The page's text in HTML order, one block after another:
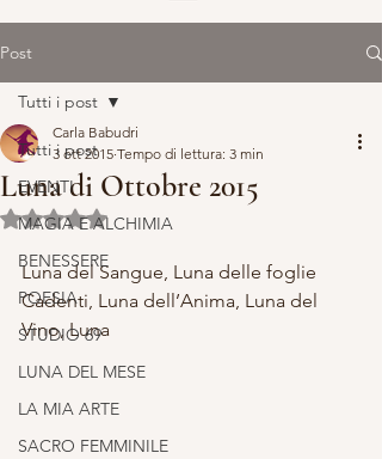
Post
Tutti i post
EVENTI
MAGIA E ALCHIMIA
BENESSERE
POESIA
STUDIO 69
LUNA DEL MESE
LA MIA ARTE
SACRO FEMMINILE
Tutti i post
Luna di Ottobre 2015
Carla Babudri
3 ott 2015 Tempo di lettura: 3 min
Valutazione NaN stelle su 5.
Luna del Sangue, Luna delle foglie
Cadenti, Luna dell’Anima, Luna del
Vino, Luna